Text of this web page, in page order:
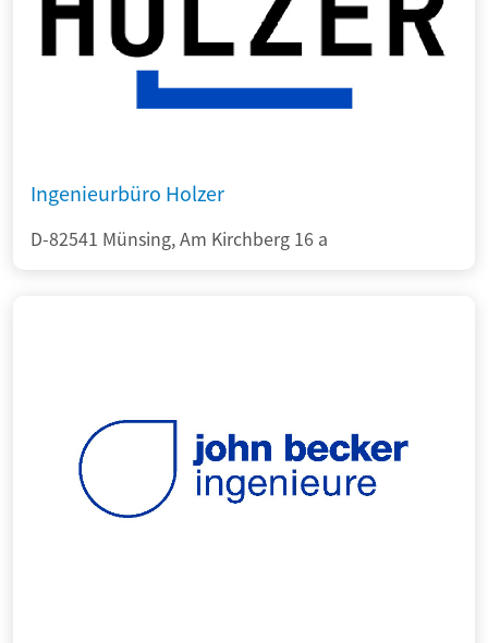
Ingenieurbüro Holzer
D-82541 Münsing, Am Kirchberg 16 a